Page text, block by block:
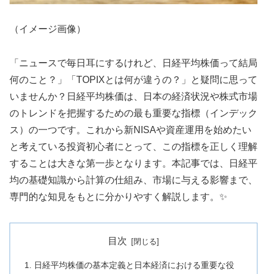
（イメージ画像）
「ニュースで毎日耳にするけれど、日経平均株価って結局
何のこと？」「TOPIXとは何が違うの？」と疑問に思って
いませんか？日経平均株価は、日本の経済状況や株式市場
のトレンドを把握するための最も重要な指標（インデック
ス）の一つです。これから新NISAや資産運用を始めたい
と考えている投資初心者にとって、この指標を正しく理解
することは大きな第一歩となります。本記事では、日経平
均の基礎知識から計算の仕組み、市場に与える影響まで、
専門的な知見をもとに分かりやすく解説します。✨
目次
日経平均株価の基本定義と日本経済における重要な役